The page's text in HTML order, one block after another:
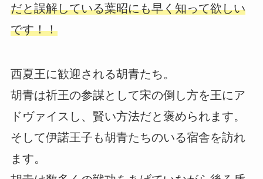
だと誤解している葉昭にも早く知って欲しい
です！！
西夏王に歓迎される胡青たち。
胡青は祈王の参謀として宋の倒し方を王にア
ドヴァイスし、賢い方法だと褒められます。
そして伊諾王子も胡青たちのいる宿舎を訪れ
ます。